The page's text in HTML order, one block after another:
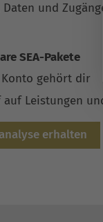
und
SEA-Pakete
Konto gehört dir
Leistungen
erhalten